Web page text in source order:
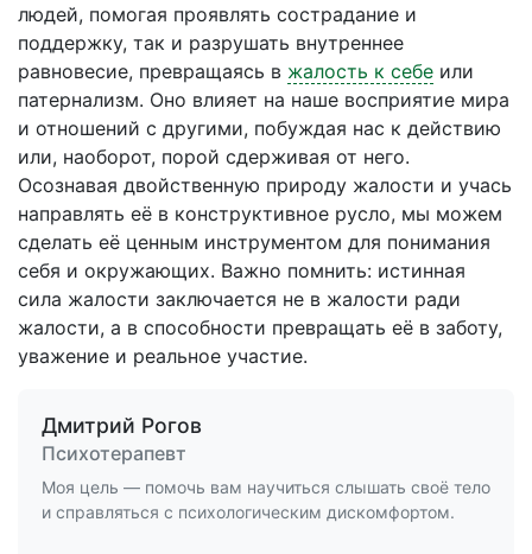
людей, помогая проявлять сострадание и
поддержку, так и разрушать внутреннее
равновесие, превращаясь в жалость к себе или
патернализм. Оно влияет на наше восприятие мира
и отношений с другими, побуждая нас к действию
или, наоборот, порой сдерживая от него.
Осознавая двойственную природу жалости и учась
направлять её в конструктивное русло, мы можем
сделать её ценным инструментом для понимания
себя и окружающих. Важно помнить: истинная
сила жалости заключается не в жалости ради
жалости, а в способности превращать её в заботу,
уважение и реальное участие.
Дмитрий Рогов
Психотерапевт
Моя цель — помочь вам научиться слышать своё тело
и справляться с психологическим дискомфортом.